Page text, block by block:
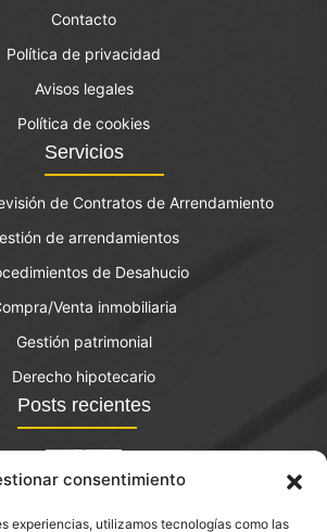
consentimiento
experiencias, utilizamos tecnologías como las
Contacto
Política de privacidad
Avisos legales
Política de cookies
Servicios
de Contratos de Arrendamiento
de arrendamientos
de Desahucio
Venta inmobiliaria
Gestión patrimonial
Derecho hipotecario
Posts recientes